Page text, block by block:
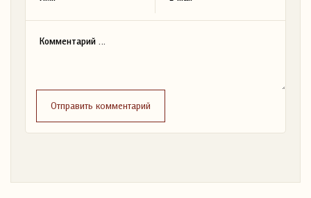
Отправить комментарий